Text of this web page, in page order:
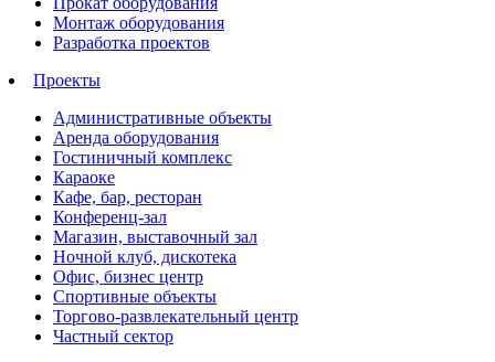
Монтаж оборудования
Разработка проектов
Проекты
Административные объекты
Аренда оборудования
Гостиничный комплекс
Караоке
Кафе, бар, ресторан
Конференц-зал
Магазин, выставочный зал
Ночной клуб, дискотека
Офис, бизнес центр
Спортивные объекты
Торгово-развлекательный центр
Частный сектор